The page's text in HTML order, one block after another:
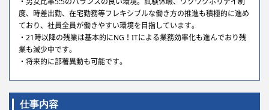
度、時差出勤、在宅勤務等フレキシブルな働き方の推進も積極的に進め
ており、社員全員が働きやすい環境を目指しています。
・21時以降の残業は基本的にNG！ITによる業務効率化も進んでおり残
業も減少中です。
・将来的に部署異動も可能です。
仕事内容